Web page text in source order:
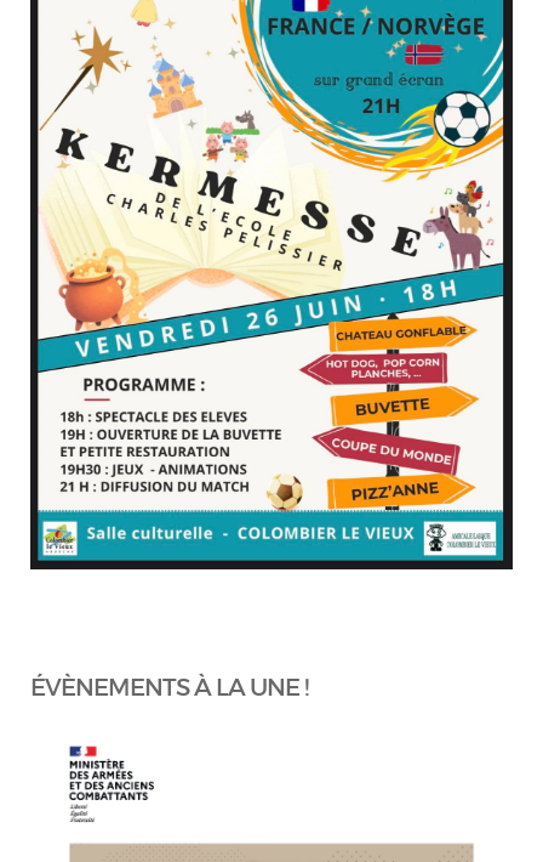
ÉVÈNEMENTS À LA UNE !